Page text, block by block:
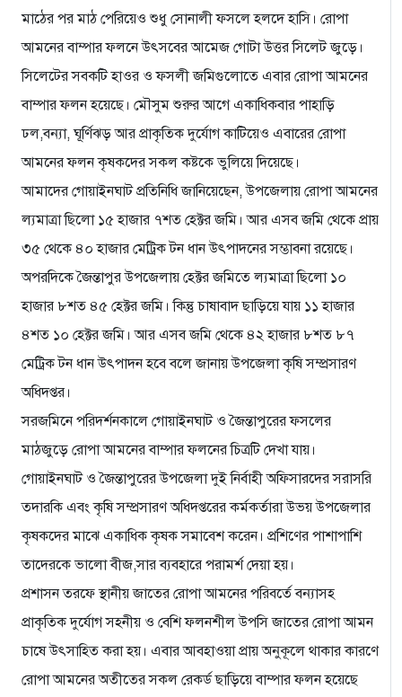
মাঠের পর মাঠ পেরিয়েও শুধু সোনালী ফসলে হলদে হাসি। রোপা
আমনের বাম্পার ফলনে উৎসবের আমেজ গোটা উত্তর সিলেট জুড়ে।
সিলেটের সবকটি হাওর ও ফসলী জমিগুলোতে এবার রোপা আমনের
বাম্পার ফলন হয়েছে। মৌসুম শুরুর আগে একাধিকবার পাহাড়ি
ঢল,বন্যা, ঘূর্ণিঝড় আর প্রাকৃতিক দুর্যোগ কাটিয়েও এবারের রোপা
আমনের ফলন কৃষকদের সকল কষ্টকে ভুলিয়ে দিয়েছে।
আমাদের গোয়াইনঘাট প্রতিনিধি জানিয়েছেন, উপজেলায় রোপা আমনের
ল্যমাত্রা ছিলো ১৫ হাজার ৭শত হেক্টর জমি। আর এসব জমি থেকে প্রায়
৩৫ থেকে ৪০ হাজার মেট্রিক টন ধান উৎপাদনের সম্ভাবনা রয়েছে।
অপরদিকে জৈন্তাপুর উপজেলায় হেক্টর জমিতে ল্যমাত্রা ছিলো ১০
হাজার ৮শত ৪৫ হেক্টর জমি। কিন্তু চাষাবাদ ছাড়িয়ে যায় ১১ হাজার
৪শত ১০ হেক্টর জমি। আর এসব জমি থেকে ৪২ হাজার ৮শত ৮৭
মেট্রিক টন ধান উৎপাদন হবে বলে জানায় উপজেলা কৃষি সম্প্রসারণ
অধিদপ্তর।
সরজমিনে পরিদর্শনকালে গোয়াইনঘাট ও জৈন্তাপুরের ফসলের
মাঠজুড়ে রোপা আমনের বাম্পার ফলনের চিত্রটি দেখা যায়।
গোয়াইনঘাট ও জৈন্তাপুরের উপজেলা দুই নির্বাহী অফিসারদের সরাসরি
তদারকি এবং কৃষি সম্প্রসারণ অধিদপ্তরের কর্মকর্তারা উভয় উপজেলার
কৃষকদের মাঝে একাধিক কৃষক সমাবেশ করেন। প্রশিণের পাশাপাশি
তাদেরকে ভালো বীজ,সার ব্যবহারে পরামর্শ দেয়া হয়।
প্রশাসন তরফে স্থানীয় জাতের রোপা আমনের পরিবর্তে বন্যাসহ
প্রাকৃতিক দুর্যোগ সহনীয় ও বেশি ফলনশীল উপসি জাতের রোপা আমন
চাষে উৎসাহিত করা হয়। এবার আবহাওয়া প্রায় অনুকূলে থাকার কারণে
রোপা আমনের অতীতের সকল রেকর্ড ছাড়িয়ে বাম্পার ফলন হয়েছে